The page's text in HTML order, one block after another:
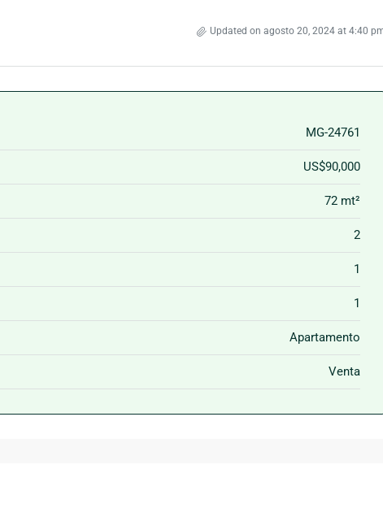
Updated on agosto 20, 2024 at 4:40
MG-24761
US$90,000
72 mt²
2
1
1
Apartamento
Venta